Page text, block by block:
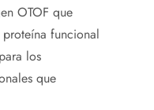
OTOF que
funcional
los
que